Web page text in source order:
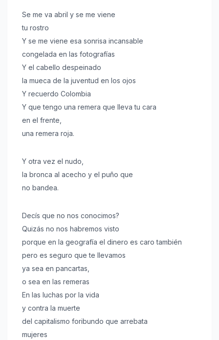
Se me va abril y se me viene
tu rostro
Y se me viene esa sonrisa incansable
congelada en las fotografías
Y el cabello despeinado
la mueca de la juventud en los ojos
Y recuerdo Colombia
Y que tengo una remera que lleva tu cara
en el frente,
una remera roja.
Y otra vez el nudo,
la bronca al acecho y el puño que
no bandea.
Decís que no nos conocimos?
Quizás no nos habremos visto
porque en la geografía el dinero es caro también
pero es seguro que te llevamos
ya sea en pancartas,
o sea en las remeras
En las luchas por la vida
y contra la muerte
del capitalismo foribundo que arrebata
mujeres